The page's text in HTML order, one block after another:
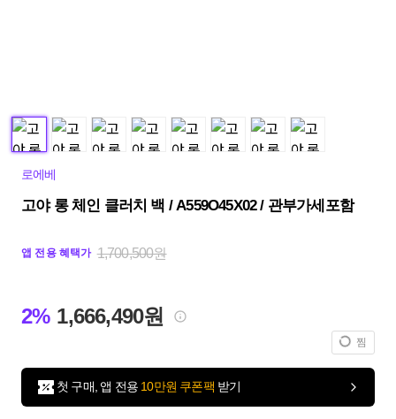
로에베
고야 롱 체인 클러치 백 / A559O45X02 / 관부가세포함
앱 전용 혜택가 1,700,500원
2% 1,666,490원
찜
첫 구매, 앱 전용 10만원 쿠폰팩 받기